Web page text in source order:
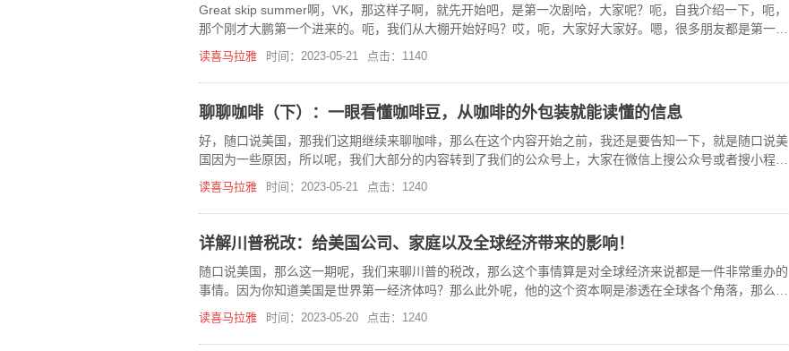
Great skip summer啊，VK，那这样子啊，就先开始吧，是第一次剧哈，大家呢？呃，自我介绍一下，呃，
那个刚才大鹏第一个进来的。呃，我们从大棚开始好吗？哎，呃，大家好大家好。嗯，很多朋友都是第一次
见面啊，但是在网上交流了很多啊。呃
读喜马拉雅 时间：2023-05-21 点击：1140
聊聊咖啡（下）：一眼看懂咖啡豆，从咖啡的外包装就能读懂的信息
好，随口说美国，那我们这期继续来聊咖啡，那么在这个内容开始之前，我还是要告知一下，就是随口说美
国因为一些原因，所以呢，我们大部分的内容转到了我们的公众号上，大家在微信上搜公众号或者搜小程序
就可以收到我们无限空间限是限制的限。那么在这里啊，我
读喜马拉雅 时间：2023-05-21 点击：1240
详解川普税改：给美国公司、家庭以及全球经济带来的影响！
随口说美国，那么这一期呢，我们来聊川普的税改，那么这个事情算是对全球经济来说都是一件非常重办的
事情。因为你知道美国是世界第一经济体吗？那么此外呢，他的这个资本啊是渗透在全球各个角落，那么这
个税改是美国30多年来最重大的一次。岁无变化。所以这
读喜马拉雅 时间：2023-05-20 点击：1240